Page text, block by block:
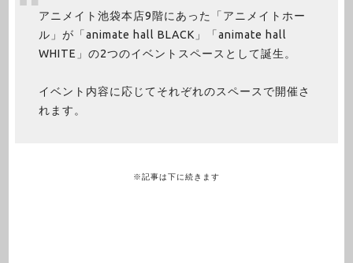
アニメイト池袋本店9階にあった「アニメイトホー
ル」が「animate hall BLACK」「animate hall
WHITE」の2つのイベントスペースとして誕生。
イベント内容に応じてそれぞれのスペースで開催さ
れます。
※記事は下に続きます